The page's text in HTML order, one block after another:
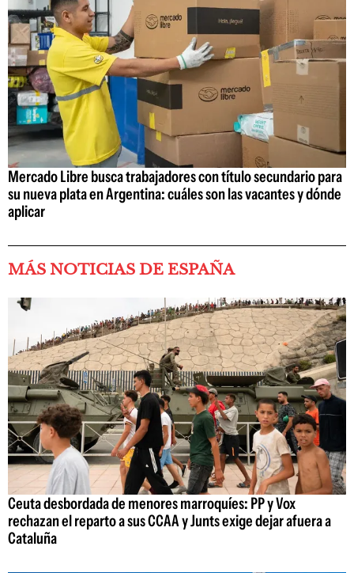
Mercado Libre busca trabajadores con título secundario para
su nueva plata en Argentina: cuáles son las vacantes y dónde
aplicar
MÁS NOTICIAS DE ESPAÑA
Ceuta desbordada de menores marroquíes: PP y Vox
rechazan el reparto a sus CCAA y Junts exige dejar afuera a
Cataluña